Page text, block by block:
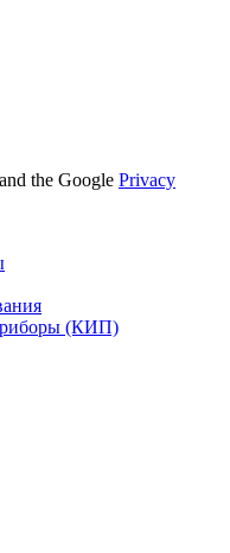
the Google Privacy
(КИП)